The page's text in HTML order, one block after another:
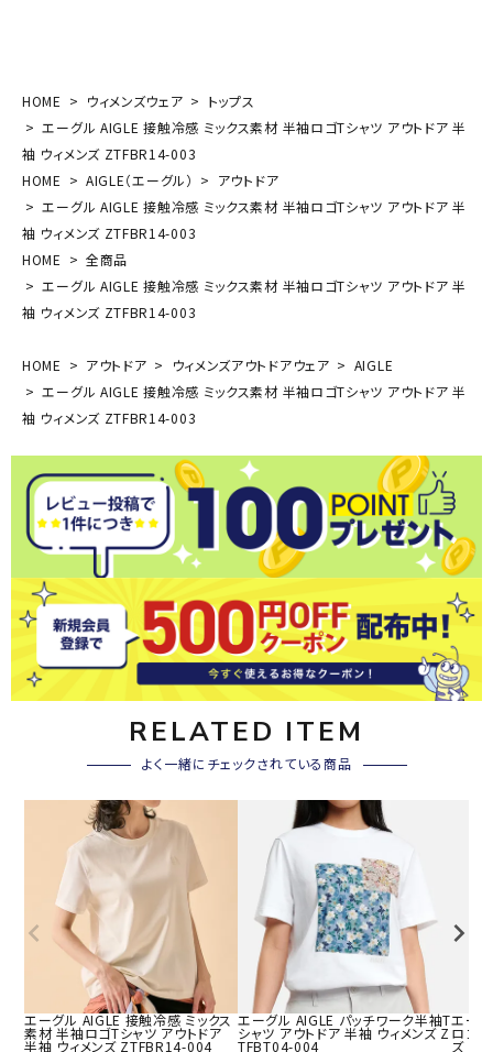
HOME ウィメンズウェア
トップス
エーグル AIGLE 接触冷感 ミックス素材 半袖ロゴTシャツ アウトドア 半
袖 ウィメンズ ZTFBR14-003
HOME
AIGLE（エーグル）
アウトドア
エーグル AIGLE 接触冷感 ミックス素材 半袖ロゴTシャツ アウトドア 半
袖 ウィメンズ ZTFBR14-003
HOME
全商品
エーグル AIGLE 接触冷感 ミックス素材 半袖ロゴTシャツ アウトドア 半
袖 ウィメンズ ZTFBR14-003
HOME アウトドア ウィメンズアウトドアウェア
AIGLE
エーグル AIGLE 接触冷感 ミックス素材 半袖ロゴTシャツ アウトドア 半
袖 ウィメンズ ZTFBR14-003
RELATED ITEM
よく一緒にチェックされている商品
エーグル AIGLE 接触冷感 ミックス
素材 半袖ロゴTシャツ アウトドア
半袖 ウィメンズ ZTFBR14-004
エーグル AIGLE パッチワーク半袖T
シャツ アウトドア 半袖 ウィメンズ Z
TFBT04-004
エーグ
ロゴ T
ズ